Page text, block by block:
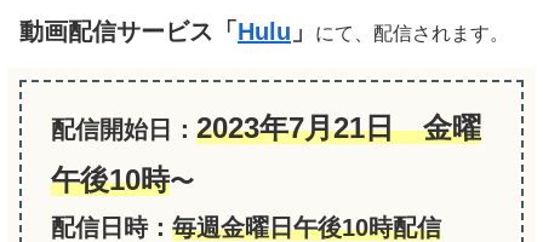
動画配信サービス「Hulu 」 にて、配信されます。
配信開始日： 2023年7月21日 金曜
午後10時〜
配信日時： 毎週金曜日午後10時配信